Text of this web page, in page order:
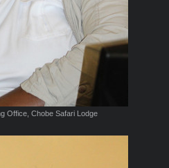
Office, Chobe Safari Lodge